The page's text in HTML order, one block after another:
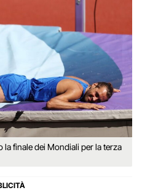
finale dei Mondiali per la terza